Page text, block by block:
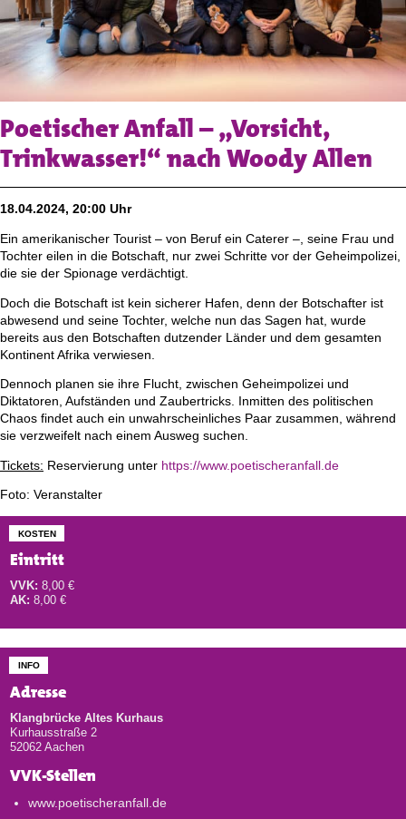
Poetischer Anfall – „Vorsicht,
Trinkwasser!“ nach Woody Allen
18.04.2024, 20:00 Uhr
Ein amerikanischer Tourist – von Beruf ein Caterer –, seine Frau und
Tochter eilen in die Botschaft, nur zwei Schritte vor der Geheimpolizei,
die sie der Spionage verdächtigt.
Doch die Botschaft ist kein sicherer Hafen, denn der Botschafter ist
abwesend und seine Tochter, welche nun das Sagen hat, wurde
bereits aus den Botschaften dutzender Länder und dem gesamten
Kontinent Afrika verwiesen.
Dennoch planen sie ihre Flucht, zwischen Geheimpolizei und
Diktatoren, Aufständen und Zaubertricks. Inmitten des politischen
Chaos findet auch ein unwahrscheinliches Paar zusammen, während
sie verzweifelt nach einem Ausweg suchen.
Tickets: Reservierung unter https://www.poetischeranfall.de
Foto: Veranstalter
KOSTEN
Eintritt
VVK: 8,00 €
AK: 8,00 €
INFO
Adresse
Klangbrücke Altes Kurhaus
Kurhausstraße 2
52062 Aachen
VVK-Stellen
www.poetischeranfall.de